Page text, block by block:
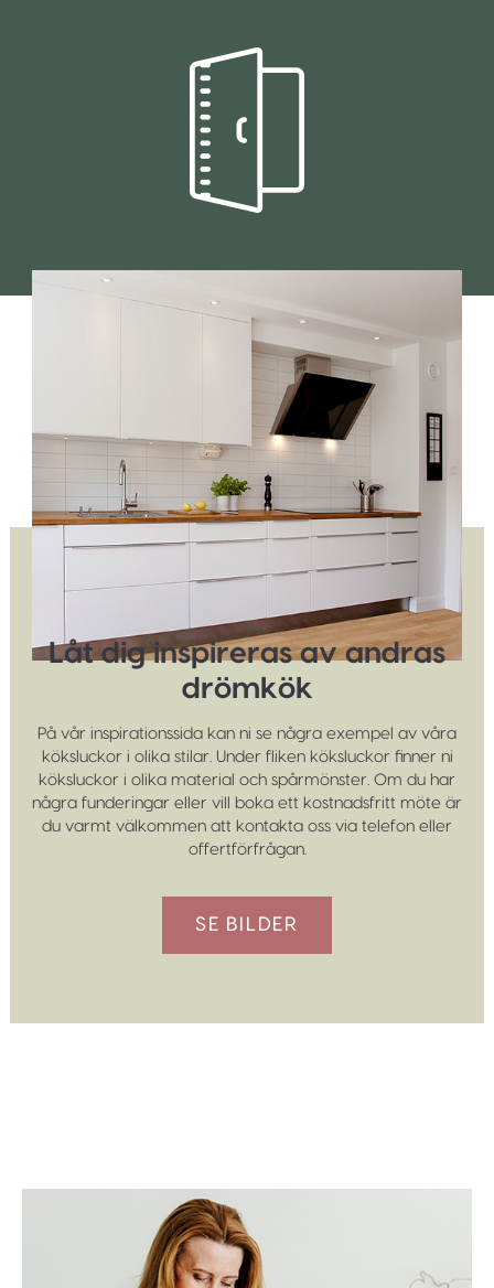
Låt dig inspireras av andras
drömkök
På vår inspirationssida kan ni se några exempel av våra
köksluckor i olika stilar. Under fliken köksluckor finner ni
köksluckor i olika material och spårmönster. Om du har
några funderingar eller vill boka ett kostnadsfritt möte är
du varmt välkommen att kontakta oss via telefon eller
offertförfrågan.
SE BILDER